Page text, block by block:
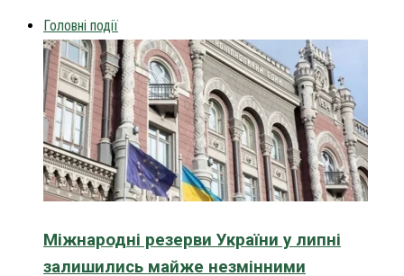
Головні події
Міжнародні резерви України у липні
залишились майже незмінними